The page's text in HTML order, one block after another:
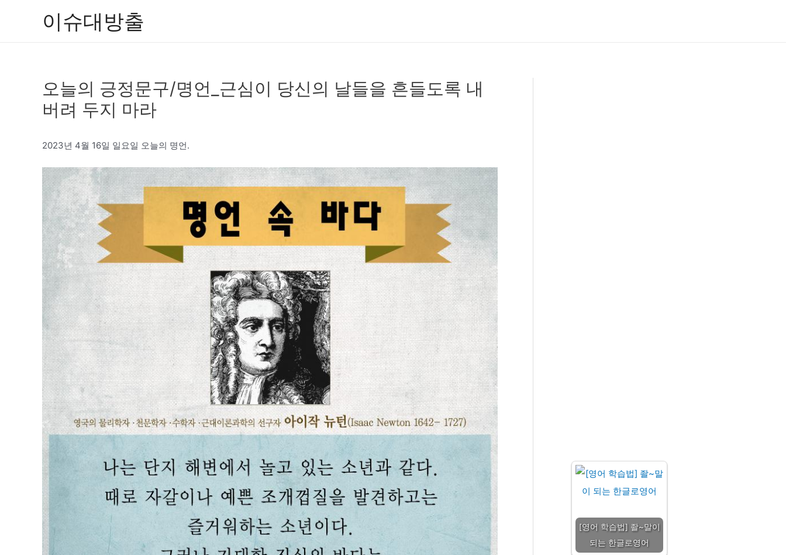
이슈대방출
오늘의 긍정문구/명언_근심이 당신의 날들을 흔들도록 내
버려 두지 마라
2023년 4월 16일 일요일 오늘의 명언.
[영어 학습법] 좔~말이
되는 한글로영어